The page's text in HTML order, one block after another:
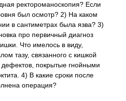
ректороманоскопия? Если
был осмотр? 2) На каком
в сантиметрах была язва? 3)
про первичный диагноз
Что имелось в виду,
тазу, связанного с кишкой
покрытые гнойными
4) В какие сроки после
операция?